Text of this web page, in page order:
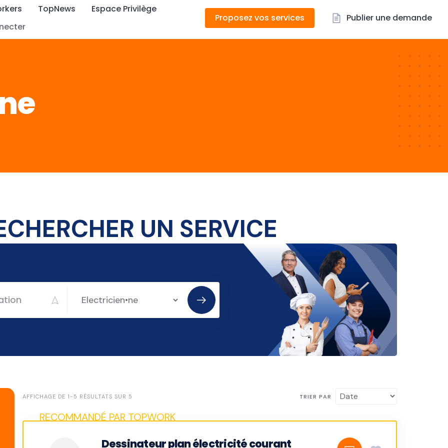
TopNews
Espace Privilège
Proposez vos services Publier une demande
AFFICHAGE DE 1-5 RÉSULTATS SUR 5 TRIER PAR
Dessinateur plan électricité courant